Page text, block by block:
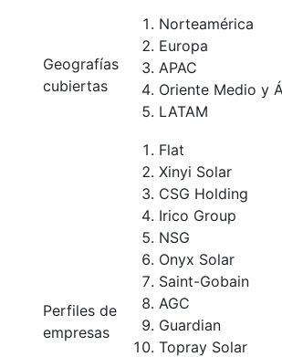
Geografías
cubiertas
Norteamérica
Europa
APAC
Oriente Medio y
LATAM
Perfiles de
empresas
Flat
Xinyi Solar
CSG Holding
Irico Group
NSG
Onyx Solar
Saint-Gobain
AGC
Guardian
Topray Solar